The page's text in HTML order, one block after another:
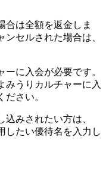
は全額を返金しま
セルされた場合は、
に入会が必要です。
みうりカルチャーに入
ださい。
みされたい方は、
したい優待名を入力し